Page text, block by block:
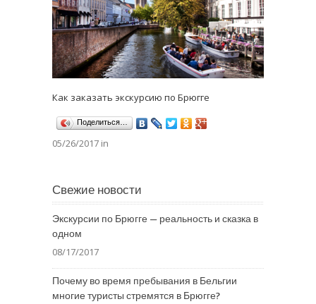
Как заказать экскурсию по Брюгге
Поделиться…
05/26/2017 in
Свежие новости
Экскурсии по Брюгге — реальность и сказка в
одном
08/17/2017
Почему во время пребывания в Бельгии
многие туристы стремятся в Брюгге?